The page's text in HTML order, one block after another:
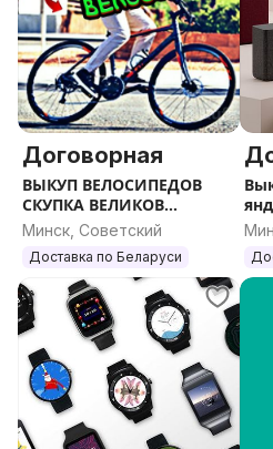
Договорная
ВЫКУП ВЕЛОСИПЕДОВ
СКУПКА ВЕЛИКОВ
ЭЛЕКТРО ВЕЛОСИПЕДОВ
Минск, Советский
Доставка по Беларуси